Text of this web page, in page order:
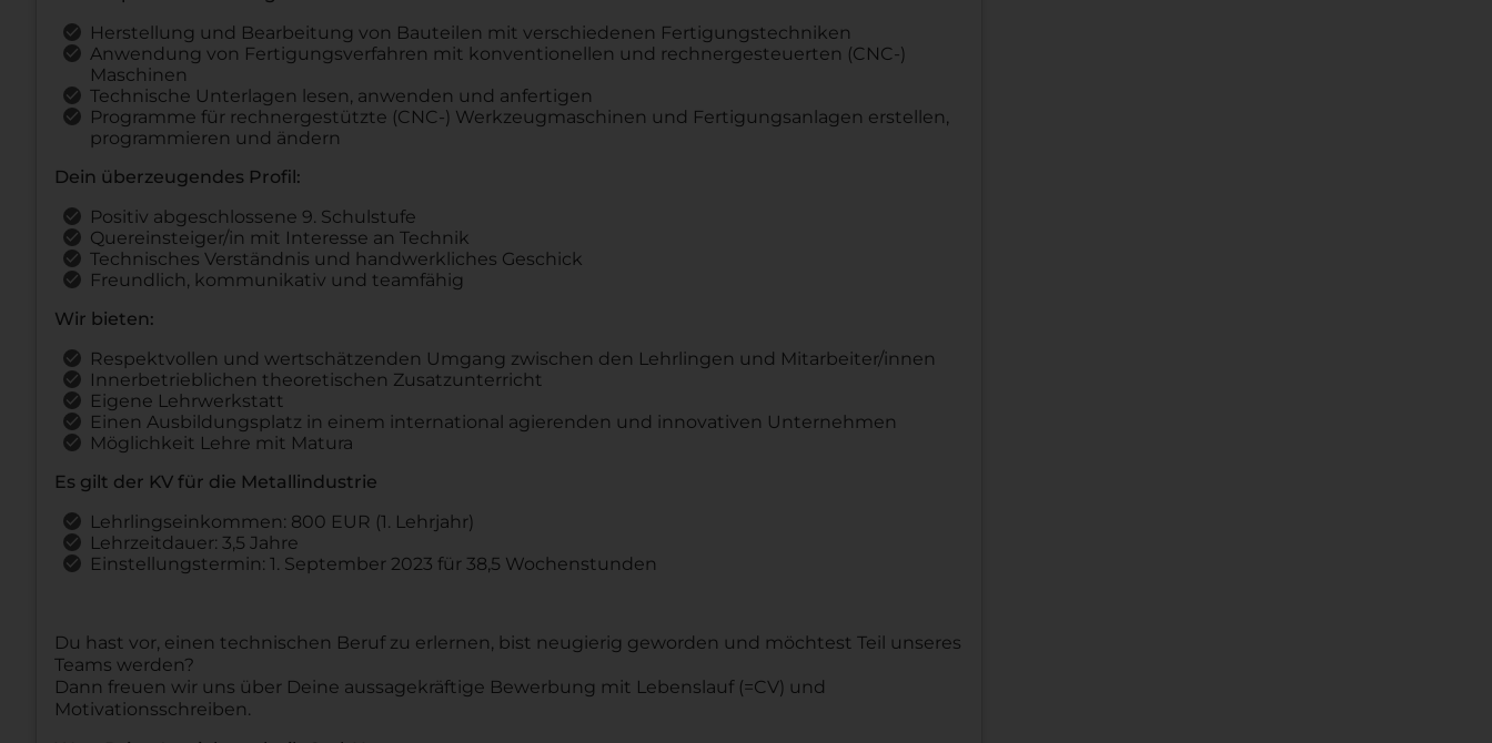
Herstellung und Bearbeitung von Bauteilen mit verschiedenen Fertigungstechniken
Anwendung von Fertigungsverfahren mit konventionellen und rechnergesteuerten (CNC-)
Maschinen
Technische Unterlagen lesen, anwenden und anfertigen
Programme für rechnergestützte (CNC-) Werkzeugmaschinen und Fertigungsanlagen erstellen,
programmieren und ändern
Dein überzeugendes Profil:
Positiv abgeschlossene 9. Schulstufe
Quereinsteiger/in mit Interesse an Technik
Technisches Verständnis und handwerkliches Geschick
Freundlich, kommunikativ und teamfähig
Wir bieten:
Respektvollen und wertschätzenden Umgang zwischen den Lehrlingen und Mitarbeiter/innen
Innerbetrieblichen theoretischen Zusatzunterricht
Eigene Lehrwerkstatt
Einen Ausbildungsplatz in einem international agierenden und innovativen Unternehmen
Möglichkeit Lehre mit Matura
Es gilt der KV für die Metallindustrie
Lehrlingseinkommen: 800 EUR (1. Lehrjahr)
Lehrzeitdauer: 3,5 Jahre
Einstellungstermin: 1. September 2023 für 38,5 Wochenstunden
Du hast vor, einen technischen Beruf zu erlernen, bist neugierig geworden und möchtest Teil unseres
Teams werden?
Dann freuen wir uns über Deine aussagekräftige Bewerbung mit Lebenslauf (=CV) und
Motivationsschreiben.